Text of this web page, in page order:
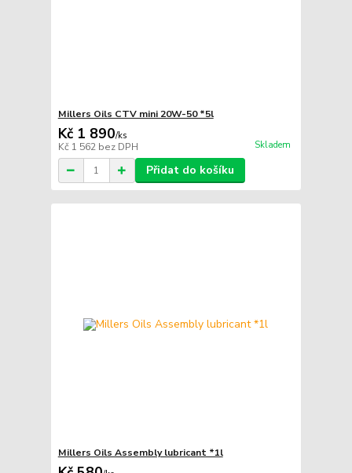
Millers Oils CTV mini 20W-50 *5l
Kč 1 890/ks
Kč 1 562 bez DPH Skladem
Přidat do košíku
Millers Oils Assembly lubricant *1l